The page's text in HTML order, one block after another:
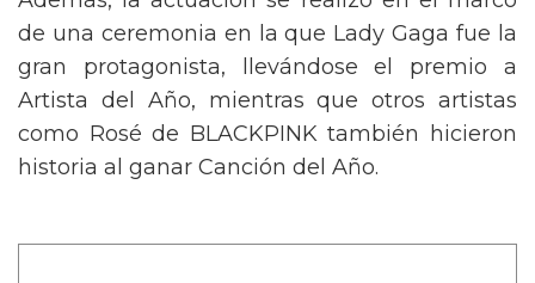
de una ceremonia en la que Lady Gaga fue la
gran protagonista, llevándose el premio a
Artista del Año, mientras que otros artistas
como Rosé de BLACKPINK también hicieron
historia al ganar Canción del Año.